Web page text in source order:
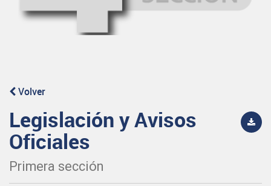
Volver
Legislación y Avisos
Oficiales
Primera sección